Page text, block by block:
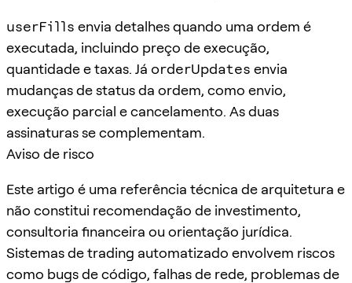
userFills envia detalhes quando uma ordem é
executada, incluindo preço de execução,
quantidade e taxas. Já orderUpdates envia
mudanças de status da ordem, como envio,
execução parcial e cancelamento. As duas
assinaturas se complementam.
Aviso de risco
Este artigo é uma referência técnica de arquitetura e
não constitui recomendação de investimento,
consultoria financeira ou orientação jurídica.
Sistemas de trading automatizado envolvem riscos
como bugs de código, falhas de rede, problemas de